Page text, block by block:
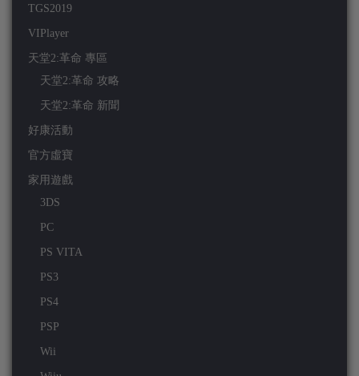
TGS2019
VIPlayer
天堂2:革命 專區
天堂2:革命 攻略
天堂2:革命 新聞
好康活動
官方虛寶
家用遊戲
3DS
PC
PS VITA
PS3
PS4
PSP
Wii